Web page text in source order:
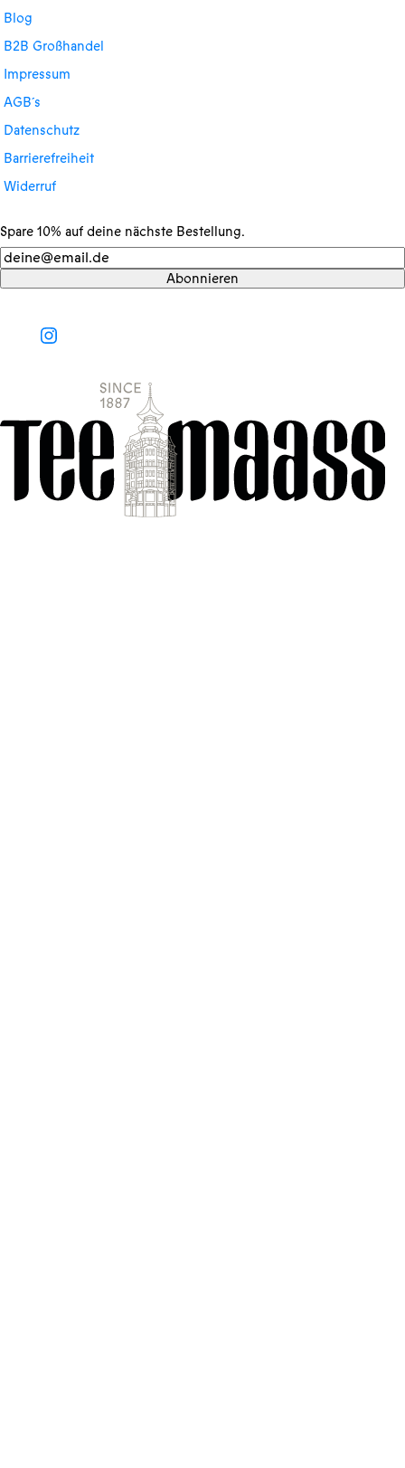
Blog
B2B Großhandel
Impressum
AGB´s
Datenschutz
Barrierefreiheit
Widerruf
Spare 10% auf deine nächste Bestellung.
Newsletter
Abonnieren